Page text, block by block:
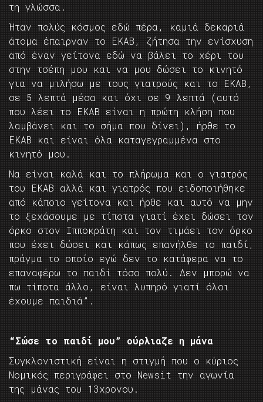
τη γλώσσα.
Ήταν πολύς κόσμος εδώ πέρα, καμιά δεκαριά
άτομα έπαιρναν το ΕΚΑΒ, ζήτησα την ενίσχυση
από έναν γείτονα εδώ να βάλει το χέρι του
στην τσέπη μου και να μου δώσει το κινητό
για να μιλήσω με τους γιατρούς και το ΕΚΑΒ,
σε 5 λεπτά μέσα και όχι σε 9 λεπτά (αυτό
που λέει το ΕΚΑΒ είναι η πρώτη κλήση που
λαμβάνει και το σήμα που δίνει), ήρθε το
ΕΚΑΒ και είναι όλα καταγεγραμμένα στο
κινητό μου.
Να είναι καλά και το πλήρωμα και ο γιατρός
του ΕΚΑΒ αλλά και γιατρός που ειδοποιήθηκε
από κάποιο γείτονα και ήρθε και αυτό να μην
το ξεχάσουμε με τίποτα γιατί έχει δώσει τον
όρκο στον Ιπποκράτη και τον τιμάει τον όρκο
που έχει δώσει και κάπως επανήλθε το παιδί,
πράγμα το οποίο εγώ δεν το κατάφερα να το
επαναφέρω το παιδί τόσο πολύ. Δεν μπορώ να
πω τίποτα άλλο, είναι λυπηρό γιατί όλοι
έχουμε παιδιά”.
“Σώσε το παιδί μου” ούρλιαζε η μάνα
Συγκλονιστική είναι η στιγμή που ο κύριος
Νομικός περιγράφει στο Newsit την αγωνία
της μάνας του 13χρονου.